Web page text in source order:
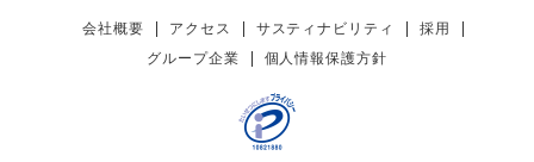
会社概要 アクセス サスティナビリティ
採用
グループ企業
個人情報保護方針